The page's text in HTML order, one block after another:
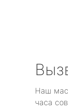
Наш
часа